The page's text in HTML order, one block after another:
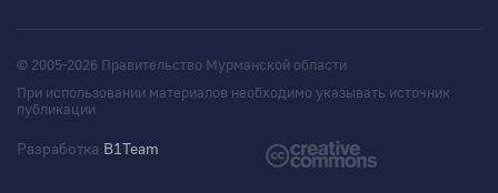
© 2005-2026 Правительство Мурманской области
При использовании материалов необходимо указывать источник
публикации
Разработка B1Team